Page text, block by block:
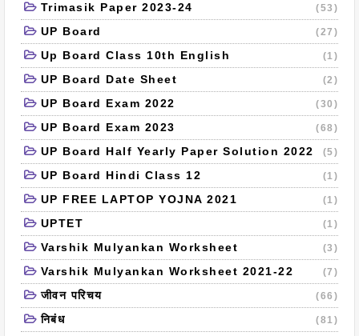
Trimasik Paper 2023-24 (53)
UP Board (27)
Up Board Class 10th English (1)
UP Board Date Sheet (2)
UP Board Exam 2022 (30)
UP Board Exam 2023 (68)
UP Board Half Yearly Paper Solution 2022 (5)
UP Board Hindi Class 12 (1)
UP FREE LAPTOP YOJNA 2021 (1)
UPTET (1)
Varshik Mulyankan Worksheet (3)
Varshik Mulyankan Worksheet 2021-22 (7)
जीवन परिचय (66)
निबंध (81)